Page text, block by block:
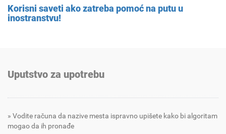
Korisni saveti ako zatreba pomoć na putu u
inostranstvu!
Uputstvo za upotrebu
Vodite računa da nazive mesta ispravno upišete kako bi algoritam
mogao da ih pronađe